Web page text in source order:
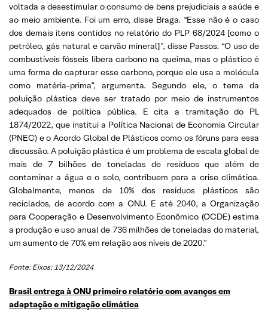
voltada a desestimular o consumo de bens prejudiciais a saúde e
ao meio ambiente. Foi um erro, disse Braga. “Esse não é o caso
dos demais itens contidos no relatório do PLP 68/2024 [como o
petróleo, gás natural e carvão mineral]”, disse Passos. “O uso de
combustíveis fósseis libera carbono na queima, mas o plástico é
uma forma de capturar esse carbono, porque ele usa a molécula
como matéria-prima”, argumenta. Segundo ele, o tema da
poluição plástica deve ser tratado por meio de instrumentos
adequados de política pública. E cita a tramitação do PL
1874/2022, que institui a Política Nacional de Economia Circular
(PNEC) e o Acordo Global de Plásticos como os fóruns para essa
discussão. A poluição plástica é um problema de escala global de
mais de 7 bilhões de toneladas de resíduos que além de
contaminar a água e o solo, contribuem para a crise climática.
Globalmente, menos de 10% dos resíduos plásticos são
reciclados, de acordo com a ONU. E até 2040, a Organização
para Cooperação e Desenvolvimento Econômico (OCDE) estima
a produção e uso anual de 736 milhões de toneladas do material,
um aumento de 70% em relação aos níveis de 2020.”
Fonte: Eixos; 13/12/2024
Brasil entrega à ONU primeiro relatório com avanços em
adaptação e mitigação climática